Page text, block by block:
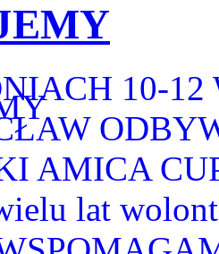
10-
AMICA
lat